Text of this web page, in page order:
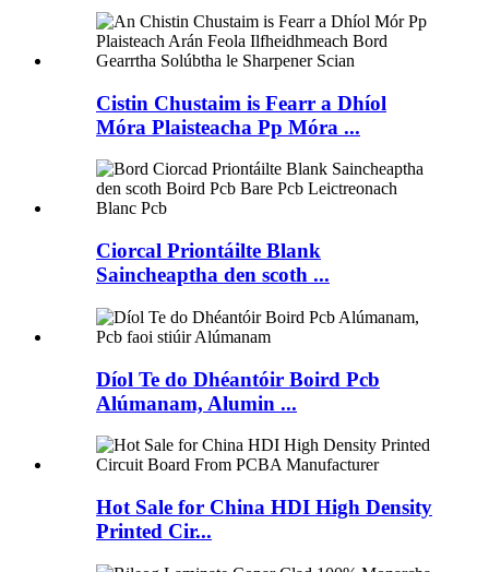
Cistin Chustaim is Fearr a Dhíol
Móra Plaisteacha Pp Móra ...
Ciorcal Priontáilte Blank
Saincheaptha den scoth ...
Díol Te do Dhéantóir Boird Pcb
Alúmanam, Alumin ...
Hot Sale for China HDI High Density
Printed Cir...